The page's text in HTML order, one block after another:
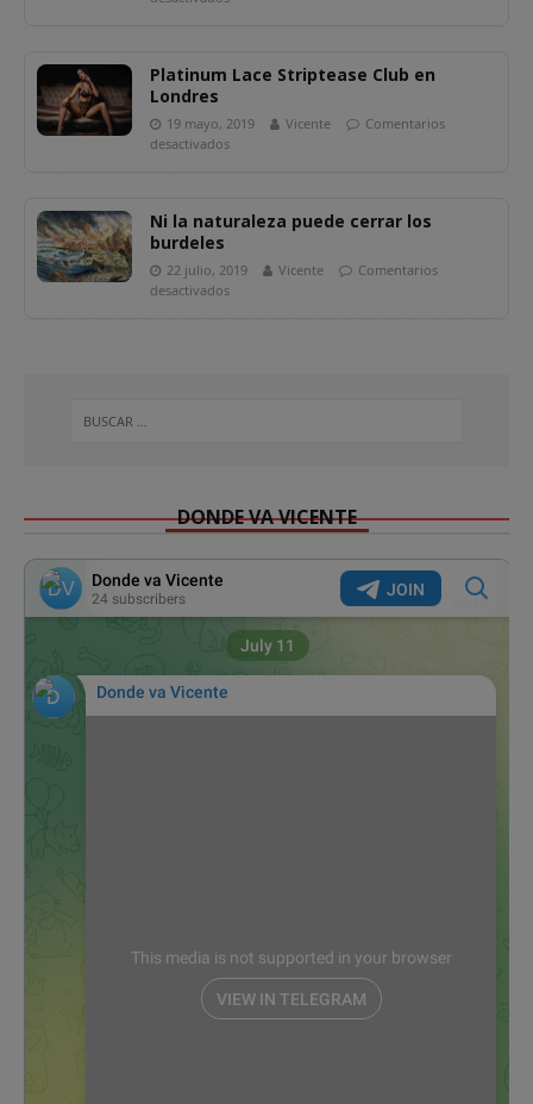
Platinum Lace Striptease Club en
Londres
19 mayo, 2019 Vicente
Comentarios
desactivados
Ni la naturaleza puede cerrar los
burdeles
22 julio, 2019 Vicente
Comentarios
desactivados
DONDE VA VICENTE